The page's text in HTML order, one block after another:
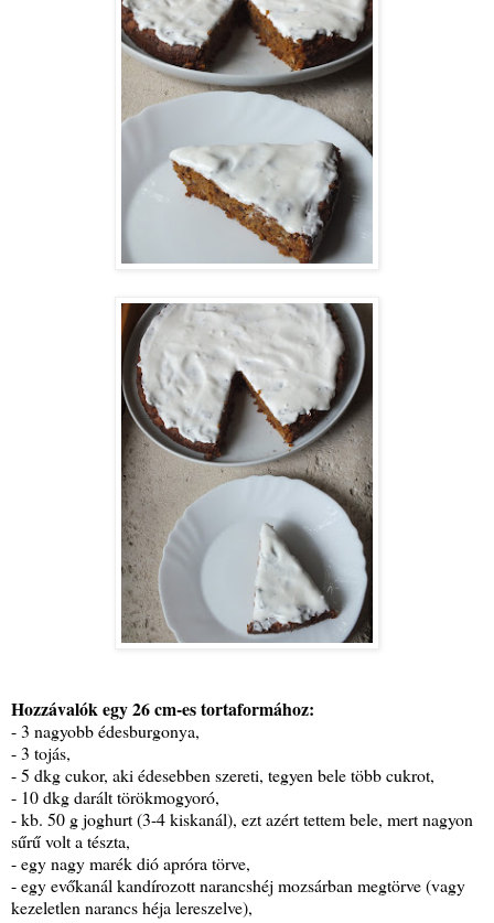
Hozzávalók egy 26 cm-es tortaformához:
- 3 nagyobb édesburgonya,
- 3 tojás,
- 5 dkg cukor, aki édesebben szereti, tegyen bele több cukrot,
- 10 dkg darált törökmogyoró,
- kb. 50 g joghurt (3-4 kiskanál), ezt azért tettem bele, mert nagyon
sűrű volt a tészta,
- egy nagy marék dió apróra törve,
- egy evőkanál kandírozott narancshéj mozsárban megtörve (vagy
kezeletlen narancs héja lereszelve),